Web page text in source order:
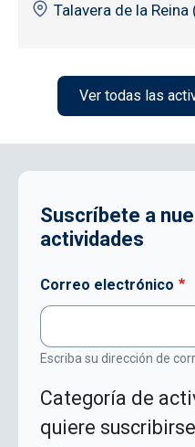
Talavera de la Reina
Ver todas las
Suscríbete a
actividades
Correo electrónico
Escriba su dirección de
Categoría de
quiere suscribirse